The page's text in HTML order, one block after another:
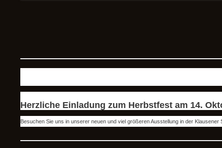
Herzliche Einladung zum Herbstfest am 14.
Besuchen Sie uns in unserer neuen und viel größeren Ausstellung in der